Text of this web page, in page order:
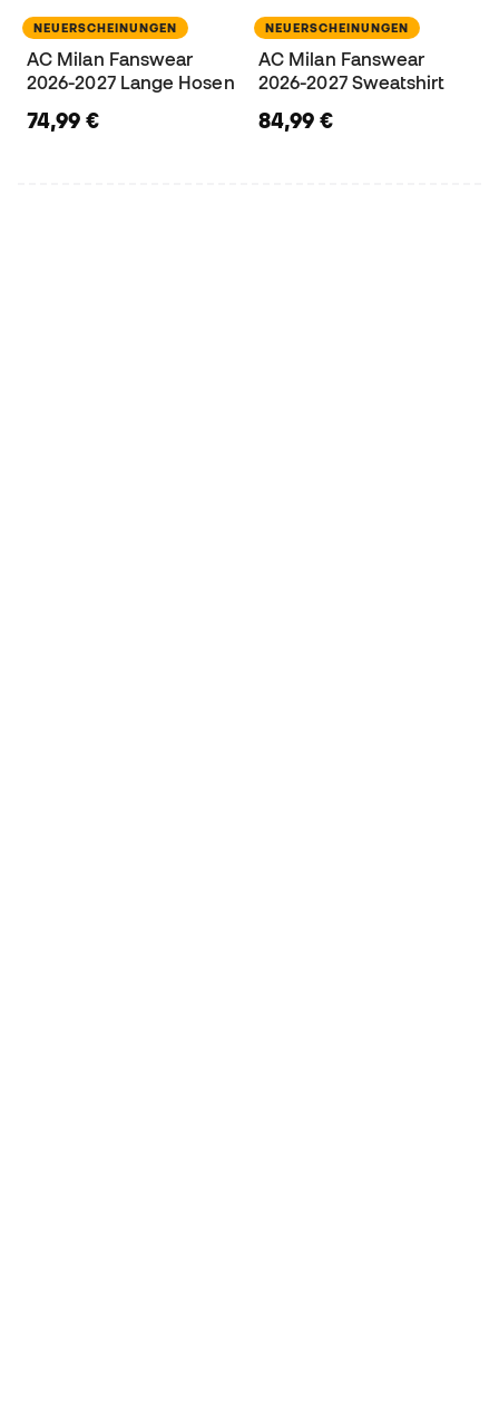
NEUERSCHEINUNGEN
AC Milan Fanswear
2026-2027 Lange Hosen
74,99 €
NEUERSCHEINUNGEN
AC Milan Fanswear
2026-2027 Sweatshirt
84,99 €